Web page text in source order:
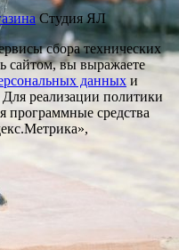
Студия ЯЛ
сбора технических
сайтом, вы выражаете
данных и
реализации политики
программные средства